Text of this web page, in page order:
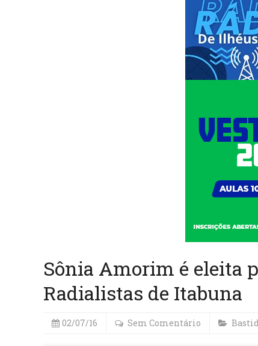
Sônia Amorim é eleita
Radialistas de Itabuna
02/07/16 Sem Comentário